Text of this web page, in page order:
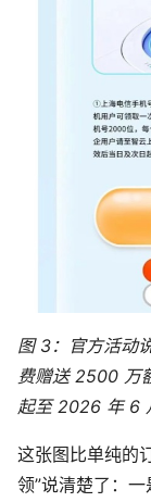
图 3：官方活动
费赠送 2500 万
起至 2026 年 6
这张图比单纯的
领”说清楚了：